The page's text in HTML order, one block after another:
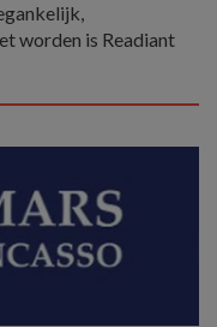
worden is Readiant